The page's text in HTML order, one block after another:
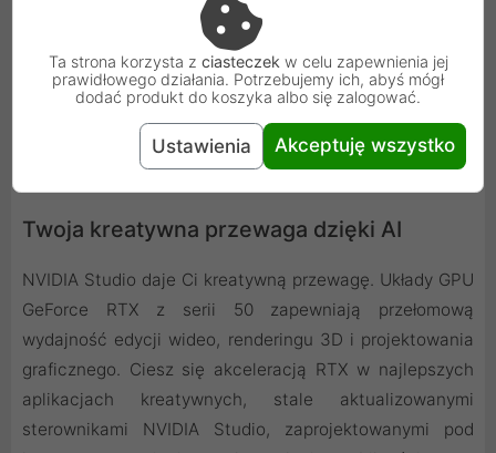
Twoja kreatywna przewaga dzięki AI
NVIDIA Studio daje Ci kreatywną przewagę. Układy GPU
GeForce RTX z serii 50 zapewniają przełomową
wydajność edycji wideo, renderingu 3D i projektowania
graficznego. Ciesz się akceleracją RTX w najlepszych
aplikacjach kreatywnych, stale aktualizowanymi
sterownikami NVIDIA Studio, zaprojektowanymi pod
Ta strona korzysta z ciasteczek w celu zapewnienia jej
prawidłowego działania. Potrzebujemy ich, abyś mógł
dodać produkt do koszyka albo się zalogować.
Ustawienia Akceptuję wszystko